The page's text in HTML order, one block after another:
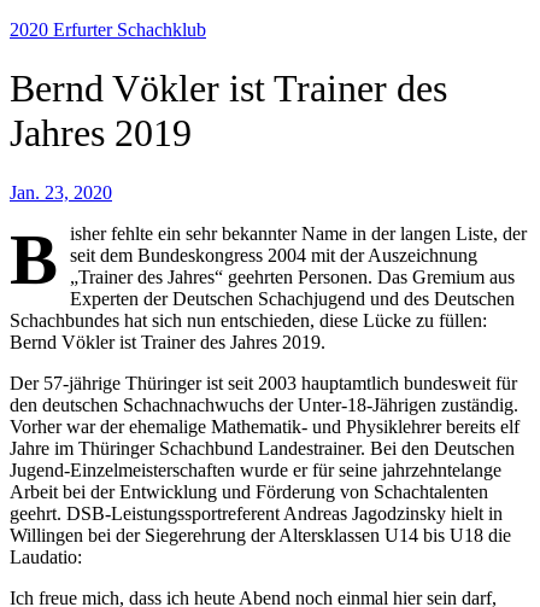
2020 Erfurter Schachklub
Bernd Vökler ist Trainer des
Jahres 2019
Jan. 23, 2020
B
isher fehlte ein sehr bekannter Name in der langen Liste, der
seit dem Bundeskongress 2004 mit der Auszeichnung
„Trainer des Jahres“ geehrten Personen. Das Gremium aus
Experten der Deutschen Schachjugend und des Deutschen
Schachbundes hat sich nun entschieden, diese Lücke zu füllen:
Bernd Vökler ist Trainer des Jahres 2019.
Der 57-jährige Thüringer ist seit 2003 hauptamtlich bundesweit für
den deutschen Schachnachwuchs der Unter-18-Jährigen zuständig.
Vorher war der ehemalige Mathematik- und Physiklehrer bereits elf
Jahre im Thüringer Schachbund Landestrainer. Bei den Deutschen
Jugend-Einzelmeisterschaften wurde er für seine jahrzehntelange
Arbeit bei der Entwicklung und Förderung von Schachtalenten
geehrt. DSB-Leistungssportreferent Andreas Jagodzinsky hielt in
Willingen bei der Siegerehrung der Altersklassen U14 bis U18 die
Laudatio:
Ich freue mich, dass ich heute Abend noch einmal hier sein darf,